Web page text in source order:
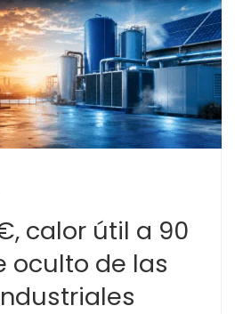
calor útil a 90
oculto de las